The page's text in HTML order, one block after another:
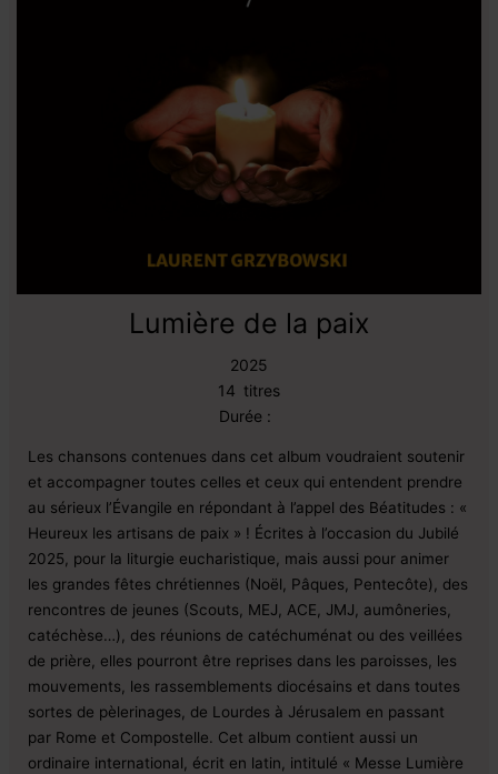
Lumière de la paix
2025
14 titres
Durée :
Les chansons contenues dans cet album voudraient soutenir
et accompagner toutes celles et ceux qui entendent prendre
au sérieux l’Évangile en répondant à l’appel des Béatitudes : «
Heureux les artisans de paix » ! Écrites à l’occasion du Jubilé
2025, pour la liturgie eucharistique, mais aussi pour animer
les grandes fêtes chrétiennes (Noël, Pâques, Pentecôte), des
rencontres de jeunes (Scouts, MEJ, ACE, JMJ, aumôneries,
catéchèse…), des réunions de catéchuménat ou des veillées
de prière, elles pourront être reprises dans les paroisses, les
mouvements, les rassemblements diocésains et dans toutes
sortes de pèlerinages, de Lourdes à Jérusalem en passant
par Rome et Compostelle. Cet album contient aussi un
ordinaire international, écrit en latin, intitulé « Messe Lumière